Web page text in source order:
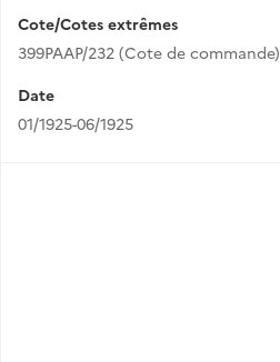
Cote/Cotes extrêmes
399PAAP/232 (Cote de commande)
Date
01/1925-06/1925